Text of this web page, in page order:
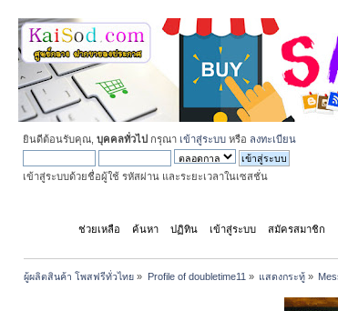
ยินดีต้อนรับคุณ, บุคคลทั่วไป กรุณา เข้าสู่ระบบ หรือ ลงทะเบียน
เข้าสู่ระบบด้วยชื่อผู้ใช้ รหัสผ่าน และระยะเวลาในเซสชั่น
ช่วยเหลือ ค้นหา ปฏิทิน เข้าสู่ระบบ สมัครสมาชิก
ผู้ผลิตสินค้า โพสฟรีทั่วไทย » Profile of doubletime11 » แสดงกระทู้»